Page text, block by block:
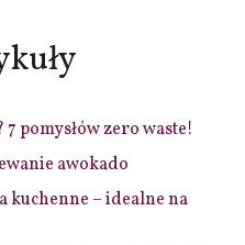
pomysłów zero waste!
awokado
kuchenne – idealne na